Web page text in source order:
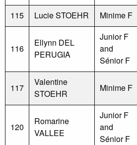
115 Lucie STOEHR Minime F
116
Ellynn DEL
PERUGIA
Junior F
and
Sénior F
117
Valentine
STOEHR
Minime F
120
Romarine
VALLEE
Junior F
and
Sénior F